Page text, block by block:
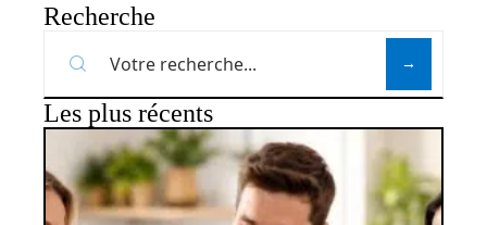
Recherche
Les plus récents